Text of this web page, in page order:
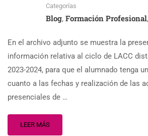
Categorías
Blog, Formación Profesional,
En el archivo adjunto se muestra la
información relativa al ciclo de LACC
2023-2024, para que el alumnado tenga
cuanto a las fechas y realización de las
presenciales de …
LEER MÁS